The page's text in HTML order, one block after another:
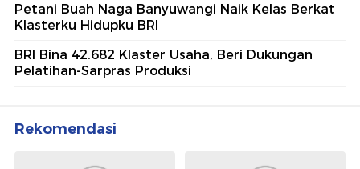
Petani Buah Naga Banyuwangi Naik Kelas Berkat
Klasterku Hidupku BRI
BRI Bina 42.682 Klaster Usaha, Beri Dukungan
Pelatihan-Sarpras Produksi
Rekomendasi